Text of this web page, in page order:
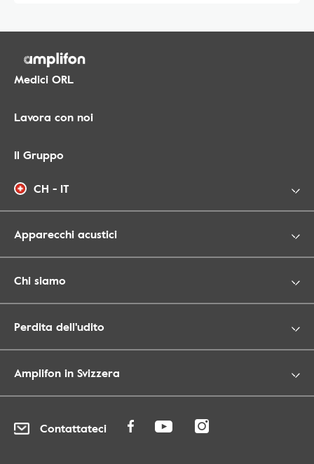
Medici ORL
Lavora con noi
Il Gruppo
CH - IT
Apparecchi acustici
Chi siamo
Perdita dell'udito
Amplifon in Svizzera
Contattateci